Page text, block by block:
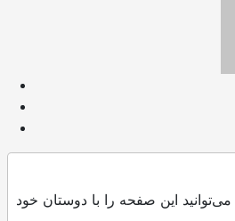
این صفحه را با دوستان خود